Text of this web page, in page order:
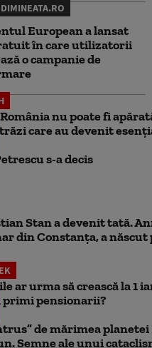
European a lansat
în care utilizatorii
o campanie de
România nu poate fi
care au devenit
s-a decis
Stan a devenit tată.
din Constanța, a
ar urma să crească la 1
primi pensionarii?
de mărimea
Semne ale unui